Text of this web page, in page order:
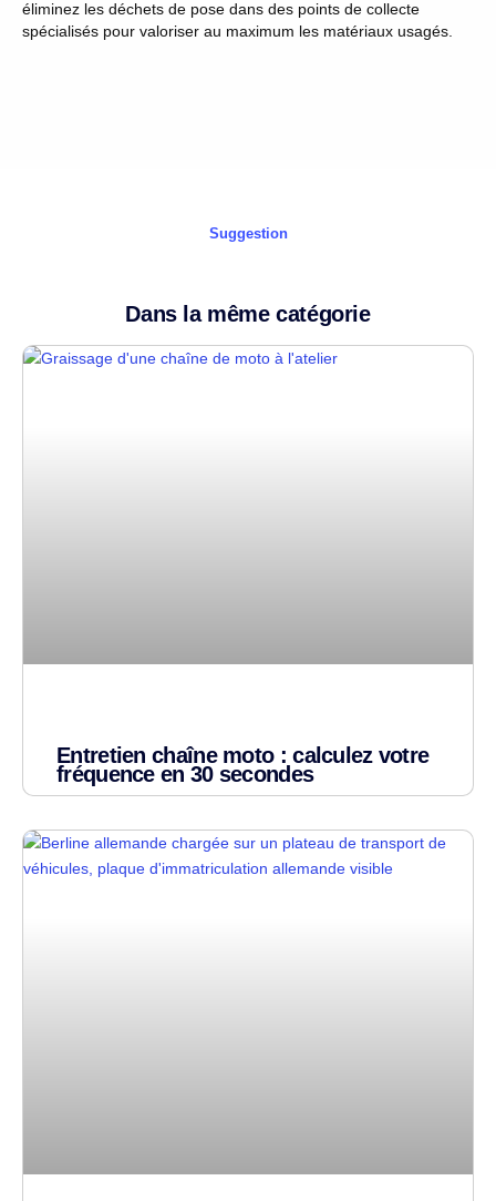
éliminez les déchets de pose dans des points de collecte
spécialisés pour valoriser au maximum les matériaux usagés.
Suggestion
Dans la même catégorie
Entretien chaîne moto : calculez votre
fréquence en 30 secondes